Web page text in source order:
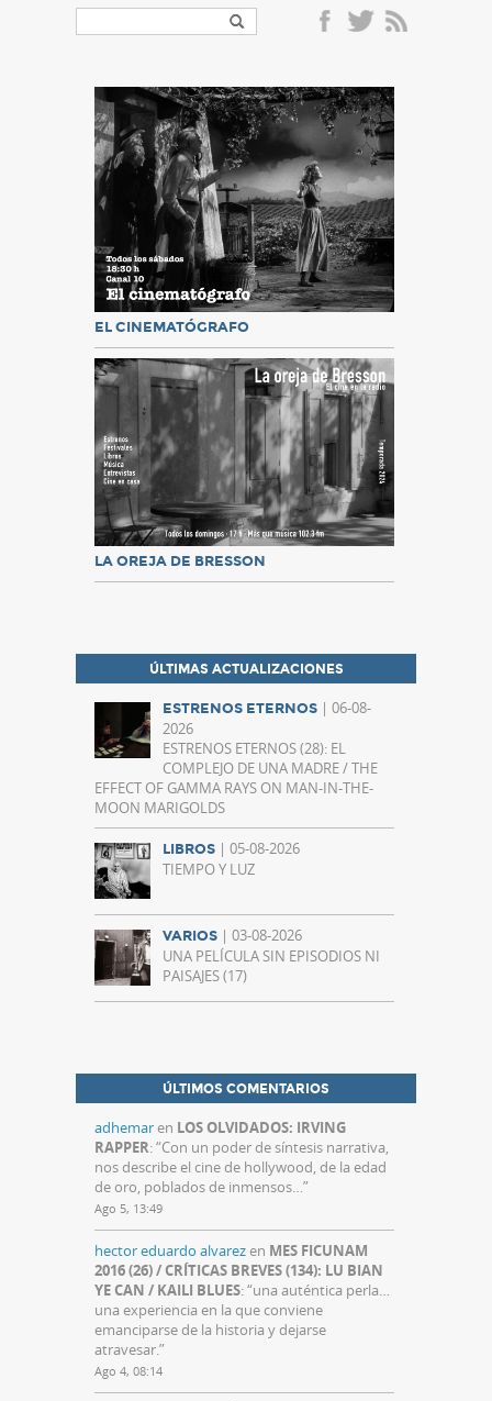
EL CINEMATÓGRAFO
LA OREJA DE BRESSON
ÚLTIMAS ACTUALIZACIONES
ESTRENOS ETERNOS | 06-08-
2026
ESTRENOS ETERNOS (28): EL
COMPLEJO DE UNA MADRE / THE
EFFECT OF GAMMA RAYS ON MAN-IN-THE-
MOON MARIGOLDS
LIBROS | 05-08-2026
TIEMPO Y LUZ
VARIOS | 03-08-2026
UNA PELÍCULA SIN EPISODIOS NI
PAISAJES (17)
ÚLTIMOS COMENTARIOS
adhemaren LOS OLVIDADOS: IRVING
RAPPER: “Con un poder de síntesis narrativa,
nos describe el cine de hollywood, de la edad
de oro, poblados de inmensos…”
Ago 5, 13:49
hector eduardo alvarezen MES FICUNAM
2016 (26) / CRÍTICAS BREVES (134): LU BIAN
YE CAN / KAILI BLUES: “una auténtica perla…
una experiencia en la que conviene
emanciparse de la historia y dejarse
atravesar.”
Ago 4, 08:14